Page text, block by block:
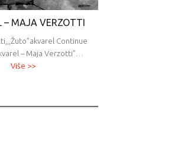
– MAJA VERZOTTI
Continue
– Maja Verzotti”…
Više >>